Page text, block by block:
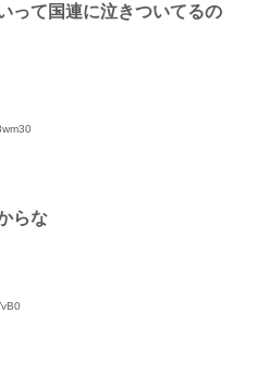
って国連に泣きついてるの
らな